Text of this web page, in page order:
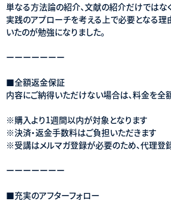
単なる方法論の紹介、文献の紹介だけではな
実践のアプローチを考える上で必要となる理
いたのが勉強になりました。
ーーーーーーー
■全額返金保証
内容にご納得いただけない場合は、料金を全
※購入より1週間以内が対象となります
※決済・返金手数料はご負担いただきます
※受講はメルマガ登録が必要のため、代理登
ーーーーーーー
■充実のアフターフォロー